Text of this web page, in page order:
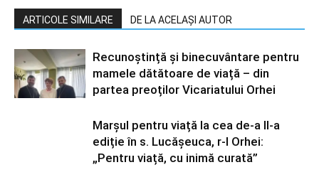
ARTICOLE SIMILARE DE LA ACELAȘI AUTOR
Recunoștință și binecuvântare pentru
mamele dătătoare de viață – din
partea preoților Vicariatului Orhei
Marșul pentru viață la cea de-a II-a
ediție în s. Lucășeuca, r-l Orhei:
„Pentru viață, cu inimă curată”